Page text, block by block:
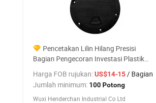
Pencetakan Lilin Hilang Presisi
Bagian Pengecoran Investasi Plastik
ABS Putih Hitam Penutup Dek Kapal
Laut
Harga FOB rujukan:US$14-15/ Bagian
Jumlah minimum: 100 Potong
Wuxi Henderchan Industrial Co Ltd